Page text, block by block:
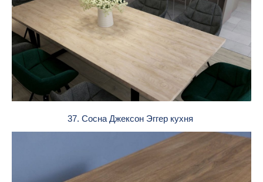
37. Сосна Джексон Эггер кухня